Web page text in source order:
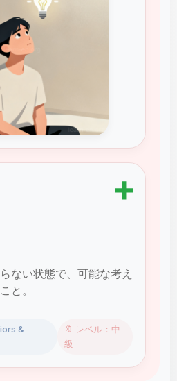
➕
ない状態で、可能な考え
と。
&
🔖 レベル：中
級